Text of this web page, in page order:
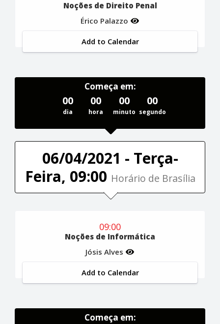
Noções de Direito Penal
Érico Palazzo
Add to Calendar
Começa em:
00
dia
00
hora
00
minuto
00
segundo
06/04/2021 - Terça-
Feira, 09:00 Horário de Brasília
09:00
Noções de Informática
Jósis Alves
Add to Calendar
Começa em: